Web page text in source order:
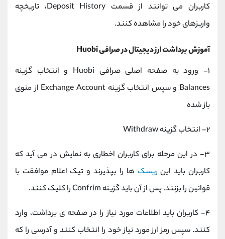
کاربران می توانند از قسمت Deposit History، تاریخچه
واریزهای خود را مشاهده کنند.
آموزش برداشت ارز دیجیتال در صرافی Huobi
۱- ورود به صفحه اصلی صرافی Huobi و انتخاب گزینه
Balances و سپس انتخاب گزینه Exchange Account از منوی
باز شده
۲- انتخاب گزینه Withdraw
۳- در این مرحله برای کاربران اخطاری به نمایش در می آید که
کاربران باید این ریسک ها را بپذیرند و تیک اعلام موافقت با
قوانین را بزنند. پس از آن باید گزینه Confrim را کلیک کنند.
۴- کاربران باید اطلاعات مورد نیاز را در صفحه ی برداشت، وارد
کنند. سپس رمز ارز مورد نیاز خود را انتخاب کنند و آدرسی را که